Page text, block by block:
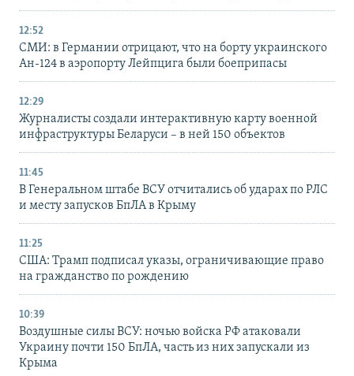
12:52
СМИ: в Германии отрицают, что на борту украинского
Ан-124 в аэропорту Лейпцига были боеприпасы
12:29
Журналисты создали интерактивную карту военной
инфраструктуры Беларуси – в ней 150 объектов
11:45
В Генеральном штабе ВСУ отчитались об ударах по РЛС
и месту запусков БпЛА в Крыму
11:25
США: Трамп подписал указы, ограничивающие право
на гражданство по рождению
10:39
Воздушные силы ВСУ: ночью войска РФ атаковали
Украину почти 150 БпЛА, часть из них запускали из
Крыма